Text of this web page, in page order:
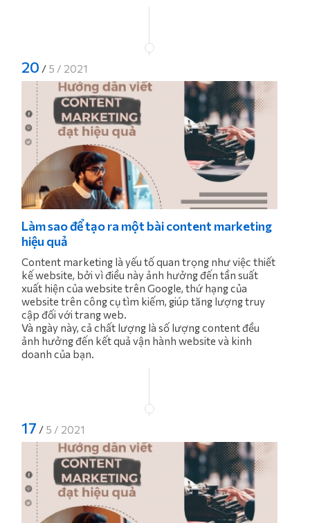
20 / 5 / 2021
Làm sao để tạo ra một bài content marketing
hiệu quả
Content marketing là yếu tố quan trọng như việc thiết
kế website, bởi vì điều này ảnh hưởng đến tần suất
xuất hiện của website trên Google, thứ hạng của
website trên công cụ tìm kiếm, giúp tăng lượng truy
cập đối với trang web.
Và ngày này, cả chất lượng là số lượng content đều
ảnh hưởng đến kết quả vận hành website và kinh
doanh của bạn.
17 / 5 / 2021